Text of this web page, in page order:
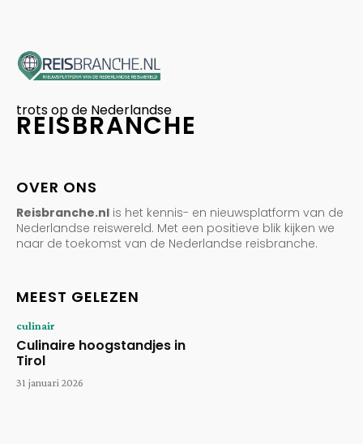
trots op de Nederlandse
REISBRANCHE
OVER ONS
Reisbranche.nl is het kennis- en nieuwsplatform van de
Nederlandse reiswereld. Met een positieve blik kijken we
naar de toekomst van de Nederlandse reisbranche.
MEEST GELEZEN
culinair
Culinaire hoogstandjes in
Tirol
31 januari 2026